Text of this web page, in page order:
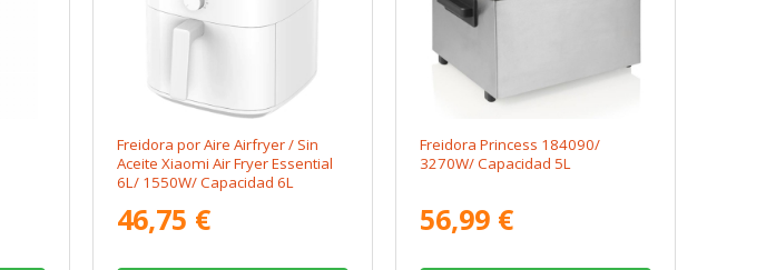
Freidora por Aire Airfryer / Sin
Aceite Xiaomi Air Fryer Essential
6L/ 1550W/ Capacidad 6L
46,75 €
Freidora Princess 184090/
3270W/ Capacidad 5L
56,99 €